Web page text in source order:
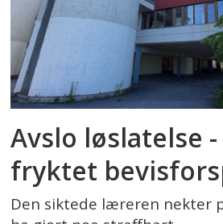
Avslo løslatelse
fryktet
Den siktede læreren nekter